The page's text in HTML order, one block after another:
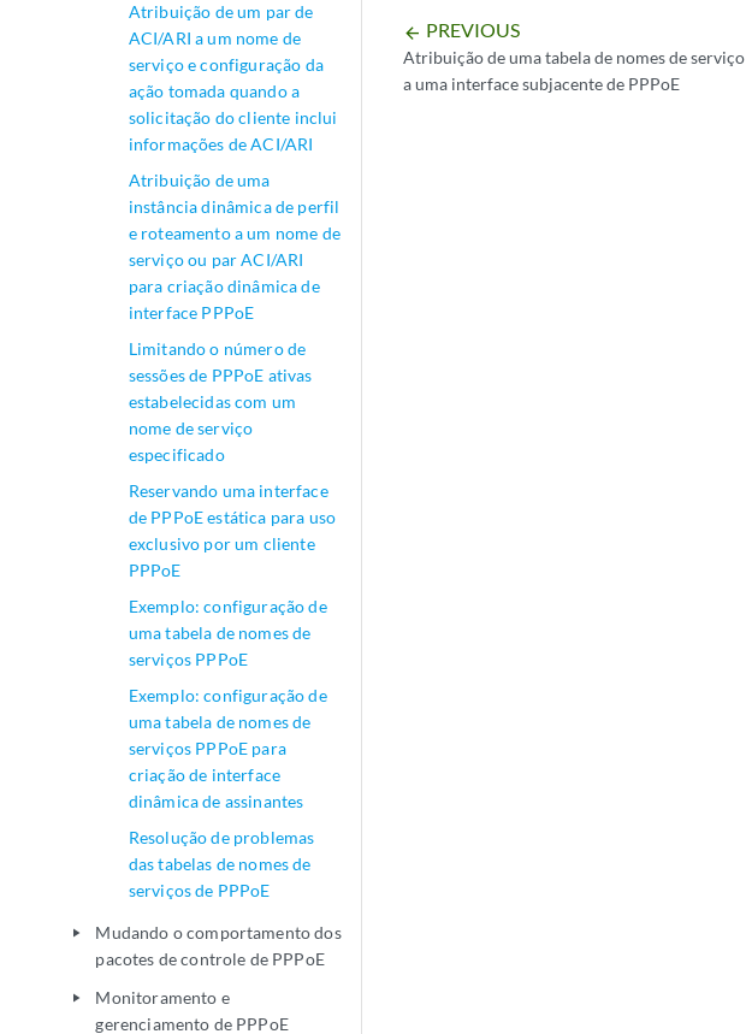
Atribuição de um par de
ACI/ARI a um nome de
serviço e configuração da
ação tomada quando a
solicitação do cliente inclui
informações de ACI/ARI
Atribuição de uma
instância dinâmica de perfil
e roteamento a um nome de
serviço ou par ACI/ARI
para criação dinâmica de
interface PPPoE
Limitando o número de
sessões de PPPoE ativas
estabelecidas com um
nome de serviço
especificado
Reservando uma interface
de PPPoE estática para uso
exclusivo por um cliente
PPPoE
Exemplo: configuração de
uma tabela de nomes de
serviços PPPoE
Exemplo: configuração de
uma tabela de nomes de
serviços PPPoE para
criação de interface
dinâmica de assinantes
Resolução de problemas
das tabelas de nomes de
serviços de PPPoE
play_arrow
Mudando o comportamento dos
pacotes de controle de PPPoE
play_arrow
Monitoramento e
gerenciamento de PPPoE
arrow_backward PREVIOUS
Atribuição de uma tabela de nomes de serviço
a uma interface subjacente de PPPoE